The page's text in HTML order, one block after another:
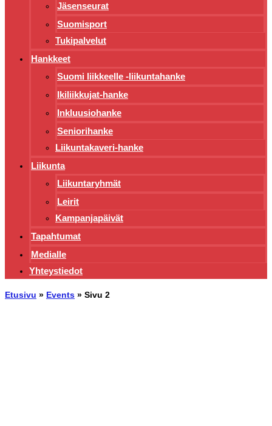
Jäsenseurat
Suomisport
Tukipalvelut
Hankkeet
Suomi liikkeelle -liikuntahanke
Ikiliikkujat-hanke
Inkluusiohanke
Seniorihanke
Liikuntakaveri-hanke
Liikunta
Liikuntaryhmät
Leirit
Kampanjapäivät
Tapahtumat
Medialle
Yhteystiedot
Etusivu » Events » Sivu 2